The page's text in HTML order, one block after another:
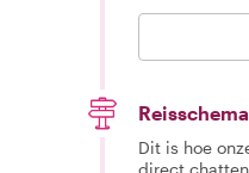
Reisschema
Dit is hoe
direct